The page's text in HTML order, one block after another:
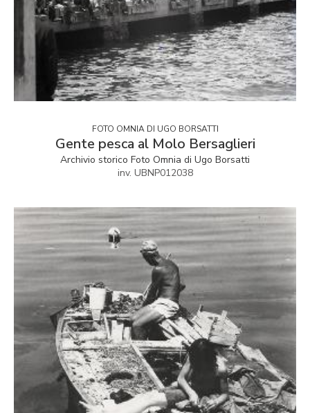
FOTO OMNIA DI UGO BORSATTI
Gente pesca al Molo Bersaglieri
Archivio storico Foto Omnia di Ugo Borsatti
inv. UBNP012038